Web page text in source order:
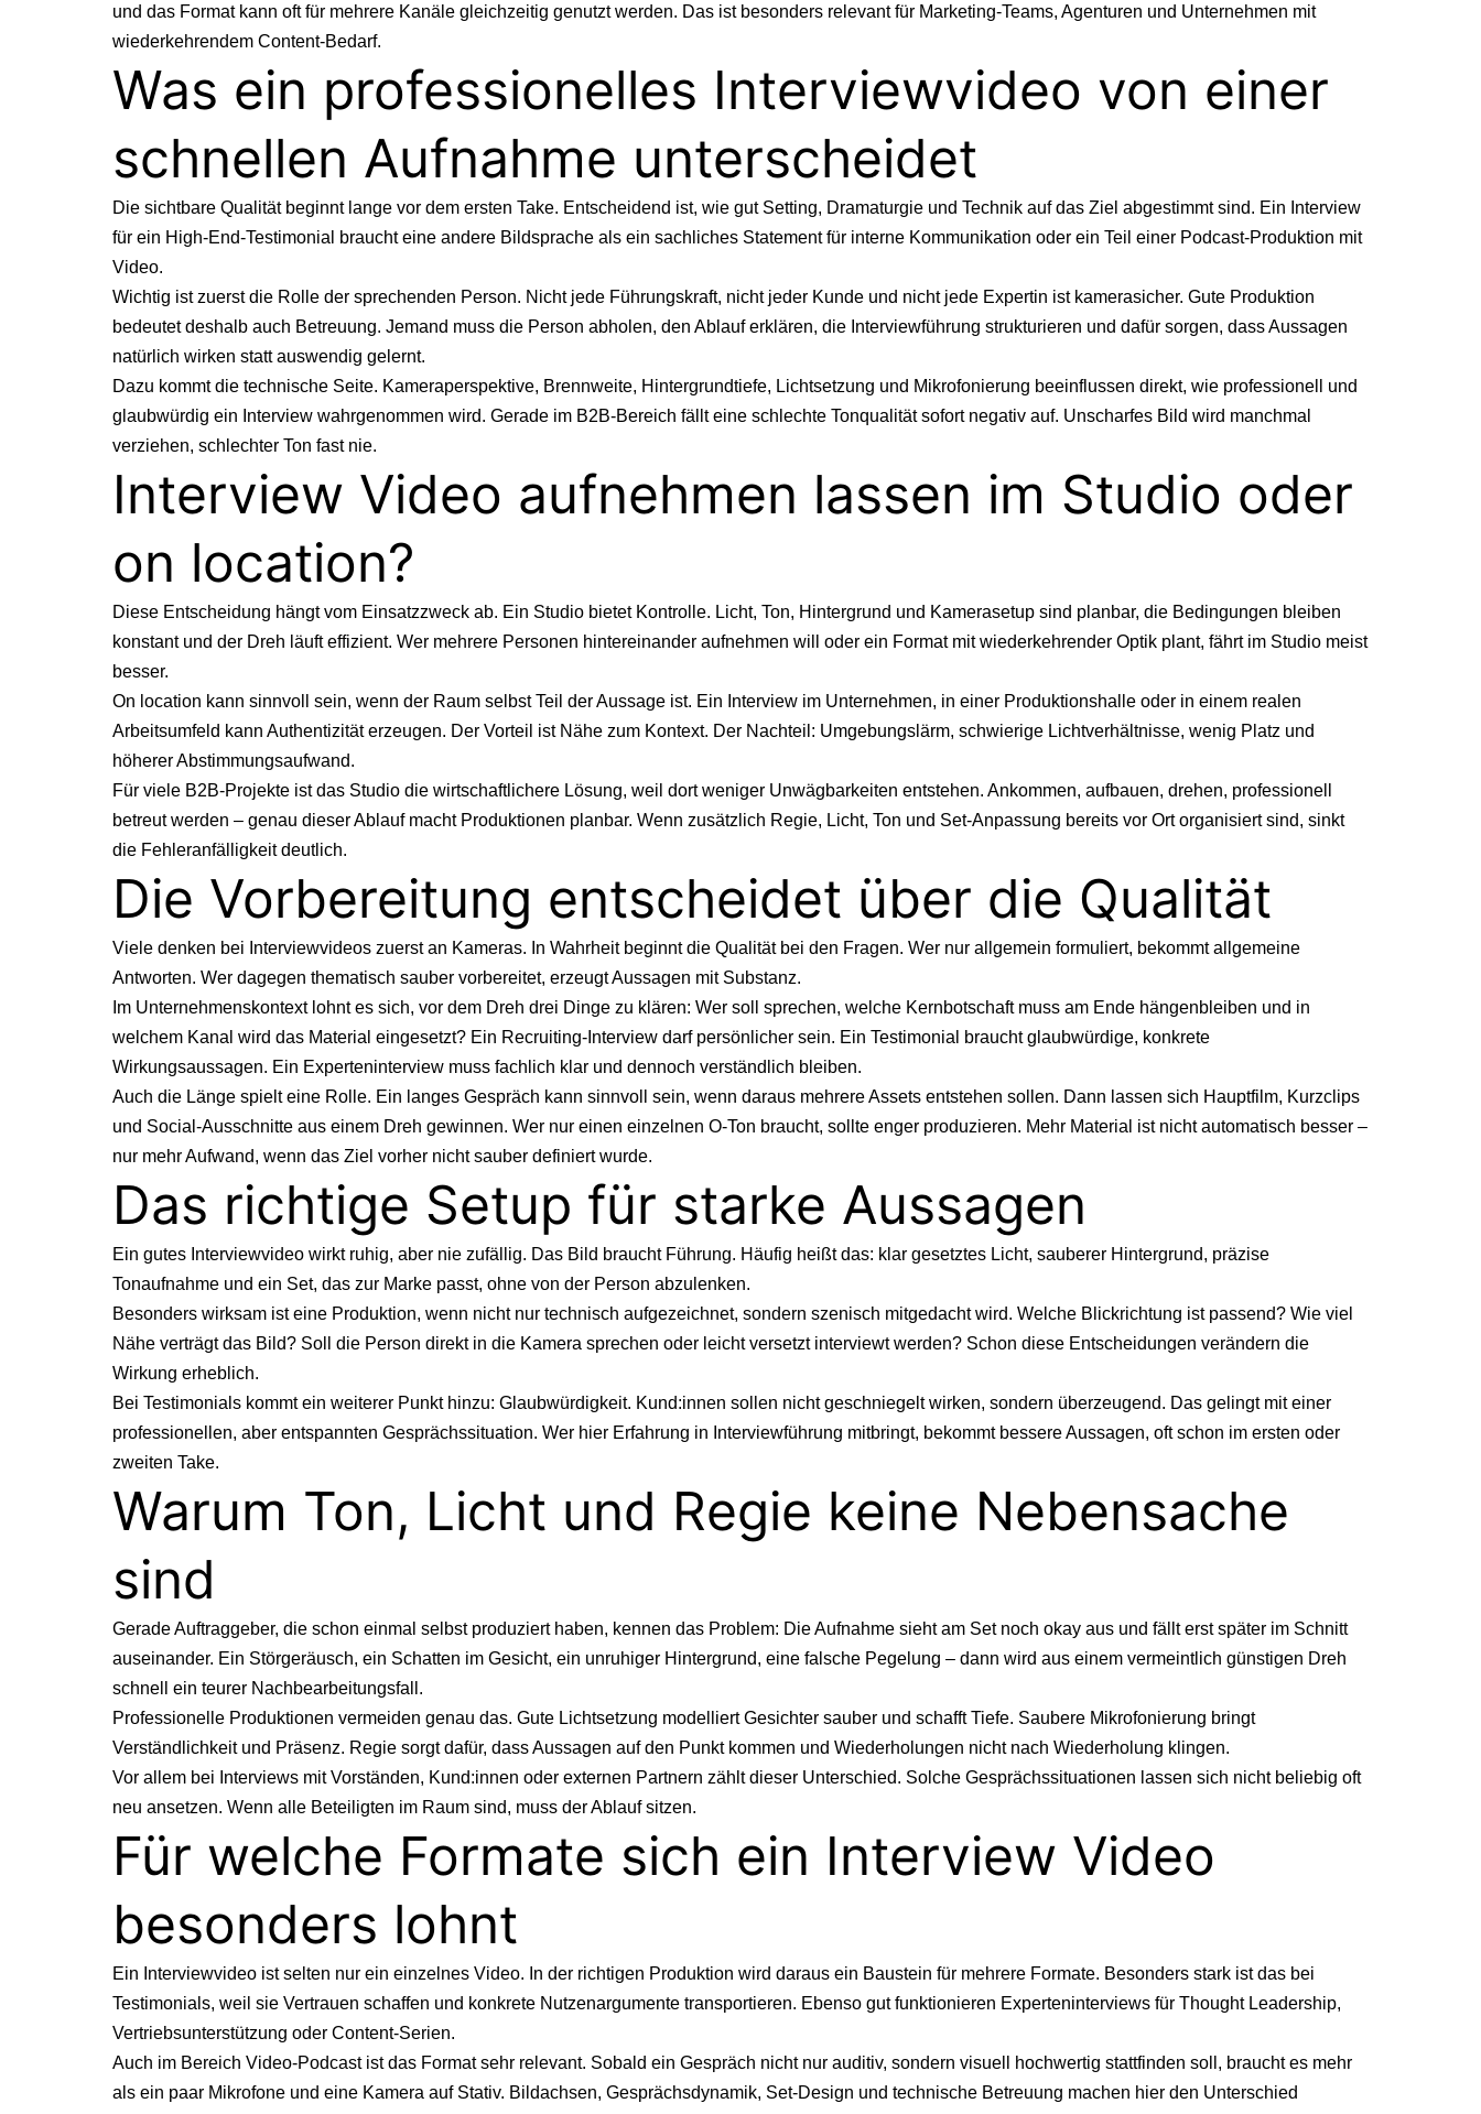
und das Format kann oft für mehrere Kanäle gleichzeitig genutzt werden. Das ist besonders relevant für Marketing-Teams, Agenturen und Unternehmen mit
wiederkehrendem Content-Bedarf.
Was ein professionelles Interviewvideo von einer
schnellen Aufnahme unterscheidet
Die sichtbare Qualität beginnt lange vor dem ersten Take. Entscheidend ist, wie gut Setting, Dramaturgie und Technik auf das Ziel abgestimmt sind. Ein Interview
für ein High-End-Testimonial braucht eine andere Bildsprache als ein sachliches Statement für interne Kommunikation oder ein Teil einer Podcast-Produktion mit
Video.
Wichtig ist zuerst die Rolle der sprechenden Person. Nicht jede Führungskraft, nicht jeder Kunde und nicht jede Expertin ist kamerasicher. Gute Produktion
bedeutet deshalb auch Betreuung. Jemand muss die Person abholen, den Ablauf erklären, die Interviewführung strukturieren und dafür sorgen, dass Aussagen
natürlich wirken statt auswendig gelernt.
Dazu kommt die technische Seite. Kameraperspektive, Brennweite, Hintergrundtiefe, Lichtsetzung und Mikrofonierung beeinflussen direkt, wie professionell und
glaubwürdig ein Interview wahrgenommen wird. Gerade im B2B-Bereich fällt eine schlechte Tonqualität sofort negativ auf. Unscharfes Bild wird manchmal
verziehen, schlechter Ton fast nie.
Interview Video aufnehmen lassen im Studio oder
on location?
Diese Entscheidung hängt vom Einsatzzweck ab. Ein Studio bietet Kontrolle. Licht, Ton, Hintergrund und Kamerasetup sind planbar, die Bedingungen bleiben
konstant und der Dreh läuft effizient. Wer mehrere Personen hintereinander aufnehmen will oder ein Format mit wiederkehrender Optik plant, fährt im Studio meist
besser.
On location kann sinnvoll sein, wenn der Raum selbst Teil der Aussage ist. Ein Interview im Unternehmen, in einer Produktionshalle oder in einem realen
Arbeitsumfeld kann Authentizität erzeugen. Der Vorteil ist Nähe zum Kontext. Der Nachteil: Umgebungslärm, schwierige Lichtverhältnisse, wenig Platz und
höherer Abstimmungsaufwand.
Für viele B2B-Projekte ist das Studio die wirtschaftlichere Lösung, weil dort weniger Unwägbarkeiten entstehen. Ankommen, aufbauen, drehen, professionell
betreut werden – genau dieser Ablauf macht Produktionen planbar. Wenn zusätzlich Regie, Licht, Ton und Set-Anpassung bereits vor Ort organisiert sind, sinkt
die Fehleranfälligkeit deutlich.
Die Vorbereitung entscheidet über die Qualität
Viele denken bei Interviewvideos zuerst an Kameras. In Wahrheit beginnt die Qualität bei den Fragen. Wer nur allgemein formuliert, bekommt allgemeine
Antworten. Wer dagegen thematisch sauber vorbereitet, erzeugt Aussagen mit Substanz.
Im Unternehmenskontext lohnt es sich, vor dem Dreh drei Dinge zu klären: Wer soll sprechen, welche Kernbotschaft muss am Ende hängenbleiben und in
welchem Kanal wird das Material eingesetzt? Ein Recruiting-Interview darf persönlicher sein. Ein Testimonial braucht glaubwürdige, konkrete
Wirkungsaussagen. Ein Experteninterview muss fachlich klar und dennoch verständlich bleiben.
Auch die Länge spielt eine Rolle. Ein langes Gespräch kann sinnvoll sein, wenn daraus mehrere Assets entstehen sollen. Dann lassen sich Hauptfilm, Kurzclips
und Social-Ausschnitte aus einem Dreh gewinnen. Wer nur einen einzelnen O-Ton braucht, sollte enger produzieren. Mehr Material ist nicht automatisch besser –
nur mehr Aufwand, wenn das Ziel vorher nicht sauber definiert wurde.
Das richtige Setup für starke Aussagen
Ein gutes Interviewvideo wirkt ruhig, aber nie zufällig. Das Bild braucht Führung. Häufig heißt das: klar gesetztes Licht, sauberer Hintergrund, präzise
Tonaufnahme und ein Set, das zur Marke passt, ohne von der Person abzulenken.
Besonders wirksam ist eine Produktion, wenn nicht nur technisch aufgezeichnet, sondern szenisch mitgedacht wird. Welche Blickrichtung ist passend? Wie viel
Nähe verträgt das Bild? Soll die Person direkt in die Kamera sprechen oder leicht versetzt interviewt werden? Schon diese Entscheidungen verändern die
Wirkung erheblich.
Bei Testimonials kommt ein weiterer Punkt hinzu: Glaubwürdigkeit. Kund:innen sollen nicht geschniegelt wirken, sondern überzeugend. Das gelingt mit einer
professionellen, aber entspannten Gesprächssituation. Wer hier Erfahrung in Interviewführung mitbringt, bekommt bessere Aussagen, oft schon im ersten oder
zweiten Take.
Warum Ton, Licht und Regie keine Nebensache
sind
Gerade Auftraggeber, die schon einmal selbst produziert haben, kennen das Problem: Die Aufnahme sieht am Set noch okay aus und fällt erst später im Schnitt
auseinander. Ein Störgeräusch, ein Schatten im Gesicht, ein unruhiger Hintergrund, eine falsche Pegelung – dann wird aus einem vermeintlich günstigen Dreh
schnell ein teurer Nachbearbeitungsfall.
Professionelle Produktionen vermeiden genau das. Gute Lichtsetzung modelliert Gesichter sauber und schafft Tiefe. Saubere Mikrofonierung bringt
Verständlichkeit und Präsenz. Regie sorgt dafür, dass Aussagen auf den Punkt kommen und Wiederholungen nicht nach Wiederholung klingen.
Vor allem bei Interviews mit Vorständen, Kund:innen oder externen Partnern zählt dieser Unterschied. Solche Gesprächssituationen lassen sich nicht beliebig oft
neu ansetzen. Wenn alle Beteiligten im Raum sind, muss der Ablauf sitzen.
Für welche Formate sich ein Interview Video
besonders lohnt
Ein Interviewvideo ist selten nur ein einzelnes Video. In der richtigen Produktion wird daraus ein Baustein für mehrere Formate. Besonders stark ist das bei
Testimonials, weil sie Vertrauen schaffen und konkrete Nutzenargumente transportieren. Ebenso gut funktionieren Experteninterviews für Thought Leadership,
Vertriebsunterstützung oder Content-Serien.
Auch im Bereich Video-Podcastist das Format sehr relevant. Sobald ein Gespräch nicht nur auditiv, sondern visuell hochwertig stattfinden soll, braucht es mehr
als ein paar Mikrofone und eine Kamera auf Stativ. Bildachsen, Gesprächsdynamik, Set-Design und technische Betreuung machen hier den Unterschied